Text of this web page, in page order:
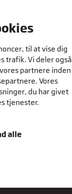
til at vise dig
trafik. Vi deler også
partnere inden
Vores
du har givet
tjenester.
alle